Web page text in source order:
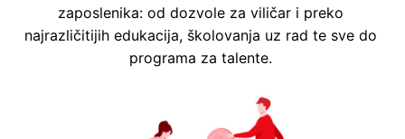
zaposlenika: od dozvole za viličar i preko
najrazličitijih edukacija, školovanja uz rad te sve do
programa za talente.